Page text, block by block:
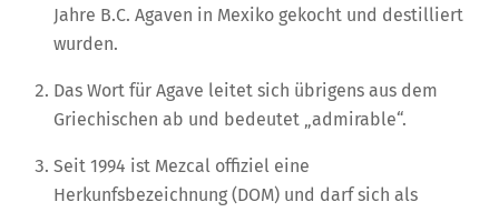
Jahre B.C. Agaven in Mexiko gekocht und destilliert
wurden.
Das Wort für Agave leitet sich übrigens aus dem
Griechischen ab und bedeutet „admirable“.
Seit 1994 ist Mezcal offiziel eine
Herkunfsbezeichnung (DOM) und darf sich als